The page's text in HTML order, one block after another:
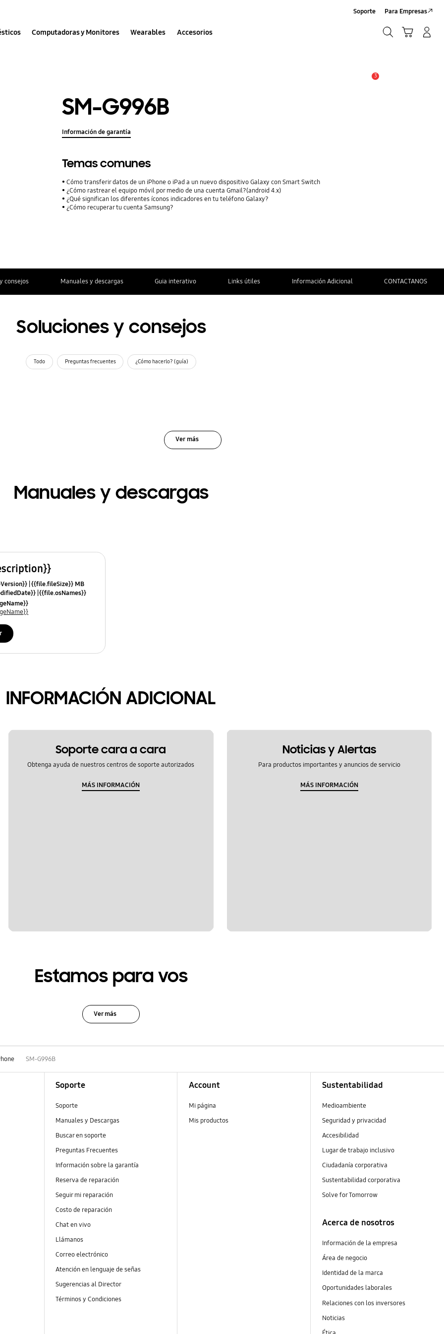
Computadoras y Monitores Wearables Accesorios
Soporte Para Empresas
3
SM-G996B
Información de garantía
Temas comunes
Cómo transferir datos de un iPhone o iPad a un nuevo dispositivo Galaxy con Smart Switch
¿Cómo rastrear el equipo móvil por medio de una cuenta Gmail?(android 4.x)
¿Qué significan los diferentes íconos indicadores en tu teléfono Galaxy?
¿Cómo recuperar tu cuenta Samsung?
consejos Manuales y descargas Guia interativo Links útiles Información Adicional CONTACTANOS
Soluciones y consejos
Todo Preguntas frecuentes ¿Cómo hacerlo? (guía)
Ver más
Manuales y descargas
{{file.fileSize}} MB
{{file.osNames}}
INFORMACIÓN ADICIONAL
Soporte cara a cara
Obtenga ayuda de nuestros centros de soporte autorizados
MÁS INFORMACIÓN
Noticias y Alertas
Para productos importantes y anuncios de servicio
MÁS INFORMACIÓN
Estamos para vos
Ver más
SM-G996B
Soporte
Soporte
Manuales y Descargas
Buscar en soporte
Preguntas Frecuentes
Información sobre la garantía
Reserva de reparación
Seguir mi reparación
Costo de reparación
Chat en vivo
Llámanos
Correo electrónico
Atención en lenguaje de señas
Sugerencias al Director
Términos y Condiciones
Account
Mi página
Mis productos
Sustentabilidad
Medioambiente
Seguridad y privacidad
Accesibilidad
Lugar de trabajo inclusivo
Ciudadanía corporativa
Sustentabilidad corporativa
Solve for Tomorrow
Acerca de nosotros
Información de la empresa
Área de negocio
Identidad de la marca
Oportunidades laborales
Relaciones con los inversores
Noticias